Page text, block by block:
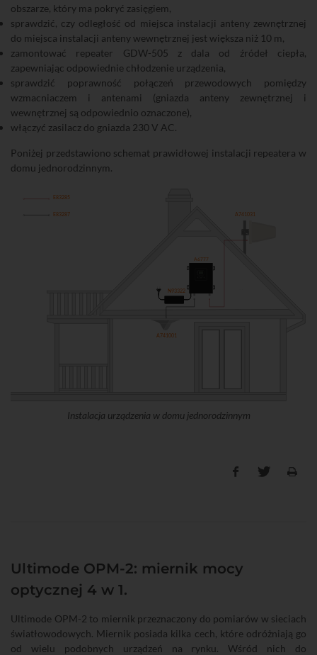
obszarze, który ma pokryć zasięgiem,
sprawdzić, czy odległość od miejsca instalacji anteny zewnętrznej
do miejsca instalacji anteny wewnętrznej jest większa niż 10 m,
zamontować repeater GDW-505 z dala od źródeł ciepła,
zapewniając odpowiednie chłodzenie urządzenia,
sprawdzić poprawność połączeń przewodowych pomiędzy
wzmacniaczem i antenami (gniazda anteny zewnętrznej i
wewnętrznej są odpowiednio oznaczone),
włączyć zasilacz do gniazda 230 V AC.
Poniżej przedstawiono schemat prawidłowej instalacji repeatera w
domu jednorodzinnym.
A6777
A741001
N93322
A741031
E83287
E83285
Instalacja urządzenia w domu jednorodzinnym
Ultimode OPM-2: miernik mocy
optycznej 4 w 1.
Ultimode OPM-2 to miernik przeznaczony do pomiarów w sieciach
światłowodowych. Miernik posiada kilka cech, które odróżniają go
od wielu podobnych urządzeń na rynku. Wśród nich do